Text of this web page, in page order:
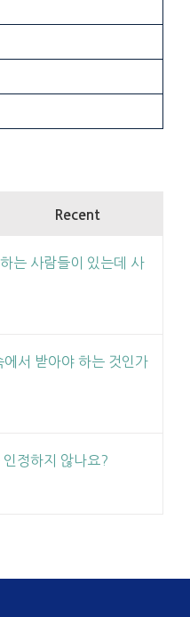
Recent
는 사람들이 있는데 사
에서 받아야 하는 것인가
정하지 않나요?